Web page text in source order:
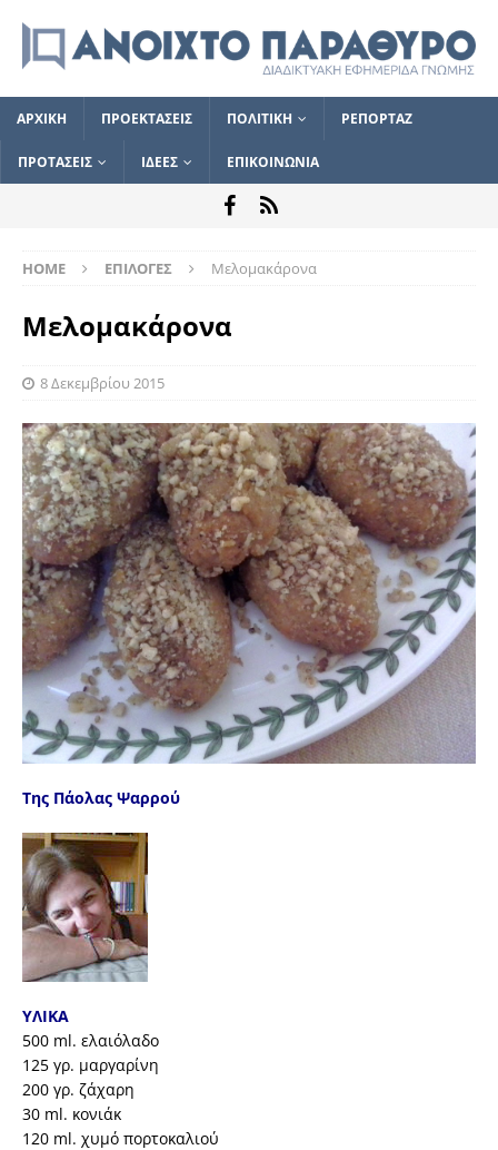
ΑΡΧΙΚΗ ΠΡΟΕΚΤΑΣΕΙΣ ΠΟΛΙΤΙΚΗ ΡΕΠΟΡΤΑΖ
ΠΡΟΤΑΣΕΙΣ ΙΔΕΕΣ ΕΠΙΚΟΙΝΩΝΙΑ
HOME ΕΠΙΛΟΓΕΣ Μελομακάρονα
Μελομακάρονα
8 Δεκεμβρίου 2015
Της Πάολας Ψαρρού
ΥΛΙΚΑ
500 ml. ελαιόλαδο
125 γρ. μαργαρίνη
200 γρ. ζάχαρη
30 ml. κονιάκ
120 ml. χυμό πορτοκαλιού